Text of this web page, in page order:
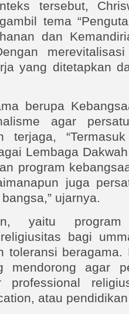
tersebut,
tema
dan
yang ditetapkan
berupa
agar
terjaga,
Lembaga
program
juga
ujarnya.
yaitu
bagi
toleransi beragama.
mendorong agar
professional
atau